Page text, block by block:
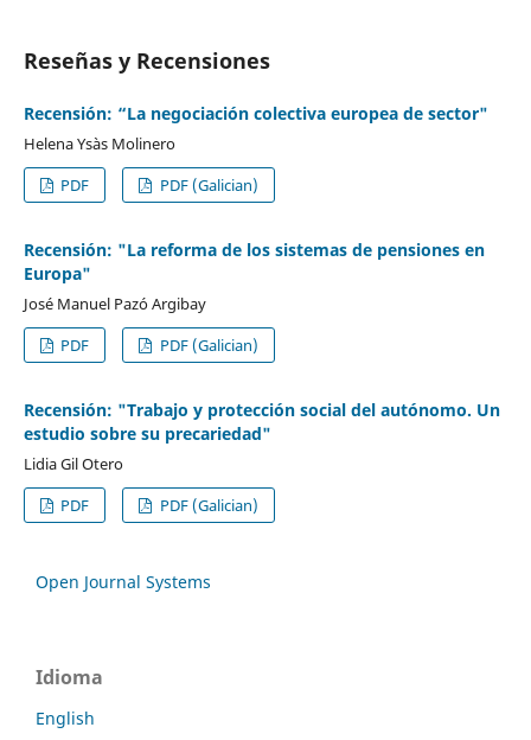
Reseñas y Recensiones
Recensión: “La negociación colectiva europea de sector"
Helena Ysàs Molinero
PDF
PDF (Galician)
Recensión: "La reforma de los sistemas de pensiones en
Europa"
José Manuel Pazó Argibay
PDF
PDF (Galician)
Recensión: "Trabajo y protección social del autónomo. Un
estudio sobre su precariedad"
Lidia Gil Otero
PDF
PDF (Galician)
Open Journal Systems
Idioma
English